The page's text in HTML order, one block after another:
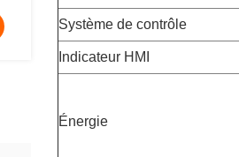
Système de contrôle
Indicateur HMI
Énergie